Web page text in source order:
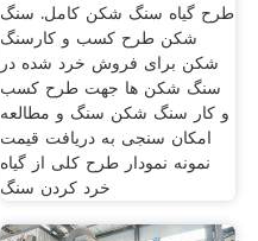
طرح گیاه سنگ شکن کامل. سنگ
شکن طرح کسب و کارسنگ
شکن برای فروش خرد شده در
سنگ شکن ها جهت طرح کسب
و کار سنگ شکن سنگ و مطالعه
امکان سنجی به دریافت قیمت
نمونه نمودار طرح کلی از گیاه
خرد کردن سنگ